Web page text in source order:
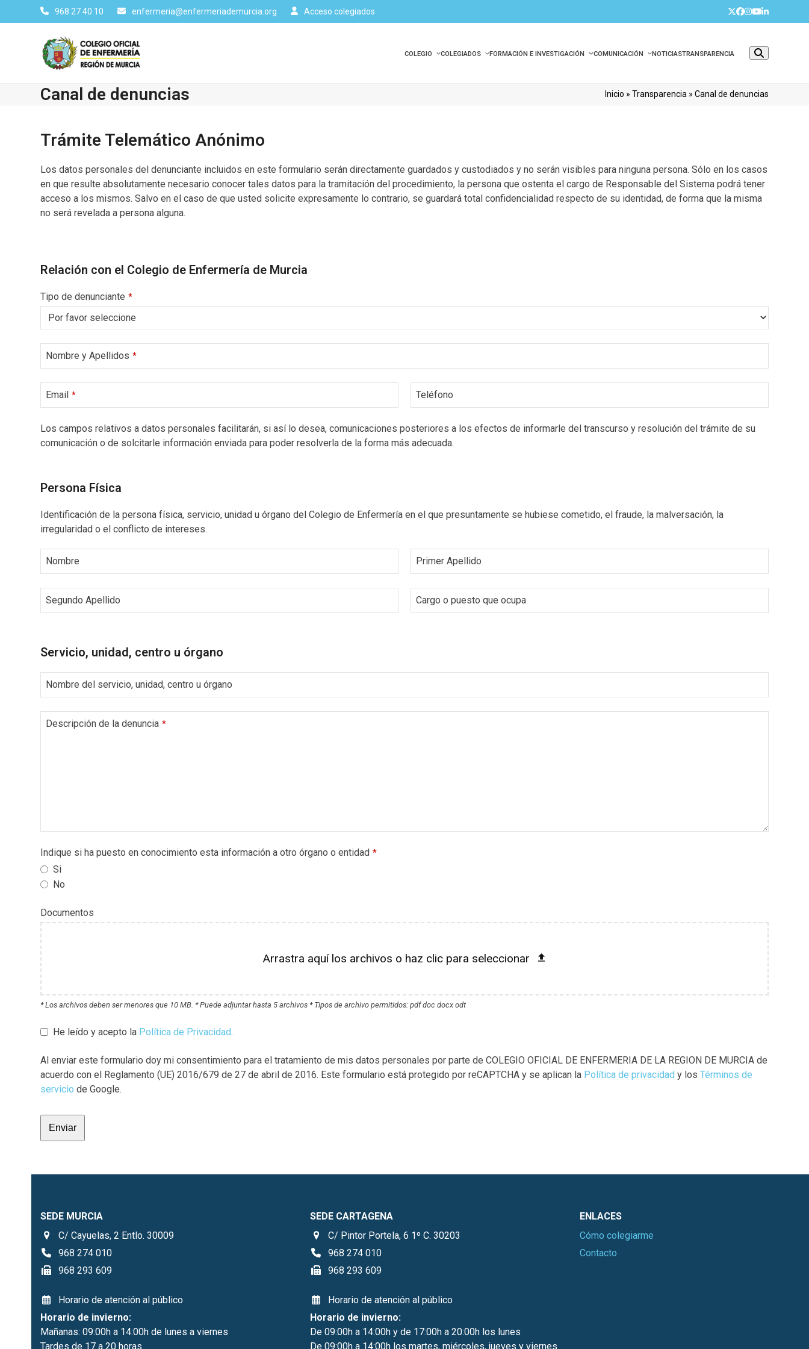
to
968 27 40 10 enfermeria@enfermeriademurcia.org Acceso colegiados Twitter
Facebook
Instagram
YouTube
LinkedIn
COLEGIO COLEGIADOS FORMACIÓN E INVESTIGACIÓN COMUNICACIÓN NOTICIASTRANSPARENCIA
Canal de denuncias Inicio » Transparencia » Canal de denuncias
Trámite Telemático Anónimo
Los datos personales del denunciante incluidos en este formulario serán directamente guardados y custodiados y no serán visibles para ninguna persona. Sólo en los casos
en que resulte absolutamente necesario conocer tales datos para la tramitación del procedimiento, la persona que ostenta el cargo de Responsable del Sistema podrá tener
acceso a los mismos. Salvo en el caso de que usted solicite expresamente lo contrario, se guardará total confidencialidad respecto de su identidad, de forma que la misma
no será revelada a persona alguna.
Relación con el Colegio de Enfermería de Murcia
Tipo de denunciante *
Nombre y Apellidos *
Email * Teléfono
Los campos relativos a datos personales facilitarán, si así lo desea, comunicaciones posteriores a los efectos de informarle del transcurso y resolución del trámite de su
comunicación o de solcitarle información enviada para poder resolverla de la forma más adecuada.
Persona Física
Identificación de la persona física, servicio, unidad u órgano del Colegio de Enfermería en el que presuntamente se hubiese cometido, el fraude, la malversación, la
irregularidad o el conflicto de intereses.
Nombre Primer Apellido
Segundo Apellido Cargo o puesto que ocupa
Email *
Servicio, unidad, centro u órgano
Nombre del servicio, unidad, centro u órgano
Descripción de la denuncia *
Indique si ha puesto en conocimiento esta información a otro órgano o entidad *
Si
No
Documentos
Arrastra aquí los archivos o haz clic para seleccionar
* Los archivos deben ser menores que 10 MB. * Puede adjuntar hasta 5 archivos * Tipos de archivo permitidos: pdf doc docx odt
He leído y acepto la Política de Privacidad.
Al enviar este formulario doy mi consentimiento para el tratamiento de mis datos personales por parte de COLEGIO OFICIAL DE ENFERMERIA DE LA REGION DE MURCIA de
acuerdo con el Reglamento (UE) 2016/679 de 27 de abril de 2016. Este formulario está protegido por reCAPTCHA y se aplican la Política de privacidad y losTérminos de
servicio de Google.
Enviar
SEDE MURCIA
C/ Cayuelas, 2 Entlo. 30009
968 274 010
968 293 609
Horario de atención al público
Horario de invierno:
Mañanas: 09:00h a 14:00h de lunes a viernes
Tardes de 17 a 20 horas
SEDE CARTAGENA
C/ Pintor Portela, 6 1º C. 30203
968 274 010
968 293 609
Horario de atención al público
Horario de invierno:
De 09:00h a 14:00h y de 17:00h a 20:00h los lunes
De 09:00h a 14:00h los martes, miércoles, jueves y viernes
ENLACES
Cómo colegiarme
Contacto